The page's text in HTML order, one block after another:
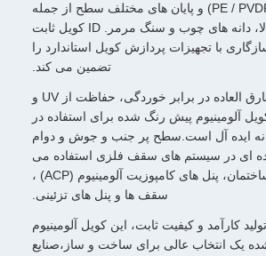
انواع پوشش (PE / PVDF) و پایان های مختلف سطح از جمله
مات،درخشش بالا، دانه های چوب و سنگ مرمر. ID کویل ثابت
سازگاری با تجهیزات پردازش کویل استاندارد را
تضمین می کند.
با مقاومت خارق العاده در برابر خوردگی، حفاظت از UV و
آلومینیوم پیش رنگ شده برای استفاده در
ایده آل است.سطح پر جنب و جوش و دوام
ای در سیستم های سقف فلزی استفاده می
شود، تزئینات ساختمان، پنل های کامپوزیت آلومینیوم (ACP) ،
سقف ها و پنل های تزئینی.
کارآمد و کیفیت ثابت، این کویل آلومینیوم
یک انتخاب عالی برای ساخت و ساز،صنایع